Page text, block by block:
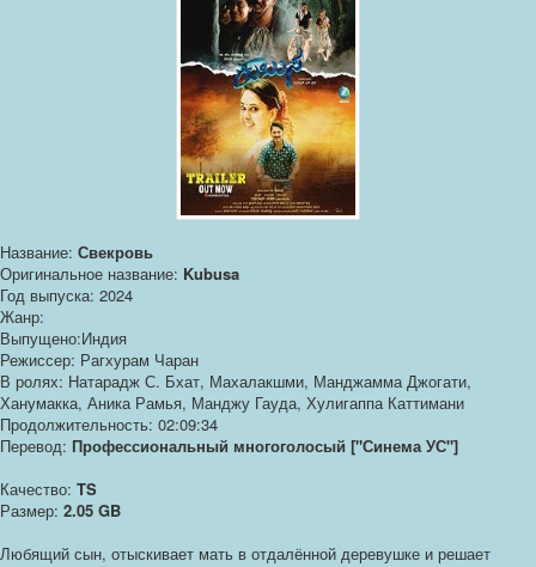
Название: Свекровь
Оригинальное название: Kubusa
Год выпуска: 2024
Жанр:
Выпущено:Индия
Режиссер: Рагхурам Чаран
В ролях: Натарадж С. Бхат, Махалакшми, Манджамма Джогати,
Ханумакка, Аника Рамья, Манджу Гауда, Хулигаппа Каттимани
Продолжительность: 02:09:34
Перевод: Профессиональный многоголосый ["Синема УС"]
Качество: TS
Размер: 2.05 GB
Любящий сын, отыскивает мать в отдалённой деревушке и решает